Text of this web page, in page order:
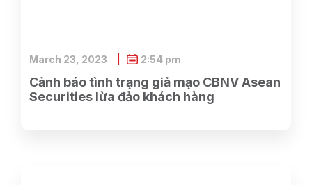
Cảnh báo tình trạng giả mạo CBNV Asean
Securities lừa đảo khách hàng
March 23, 2023 2:54 pm